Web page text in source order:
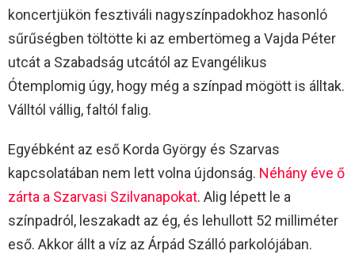
koncertjükön fesztiváli nagyszínpadokhoz hasonló
sűrűségben töltötte ki az embertömeg a Vajda Péter
utcát a Szabadság utcától az Evangélikus
Ótemplomig úgy, hogy még a színpad mögött is álltak.
Válltól vállig, faltól falig.
Egyébként az eső Korda György és Szarvas
kapcsolatában nem lett volna újdonság. Néhány éve ő
zárta a Szarvasi Szilvanapokat. Alig lépett le a
színpadról, leszakadt az ég, és lehullott 52 milliméter
eső. Akkor állt a víz az Árpád Szálló parkolójában.